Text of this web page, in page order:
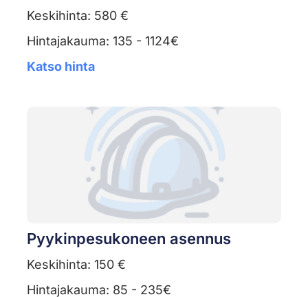
Keskihinta: 580 €
Hintajakauma: 135 - 1124€
Katso hinta
Pyykinpesukoneen asennus
Keskihinta: 150 €
Hintajakauma: 85 - 235€